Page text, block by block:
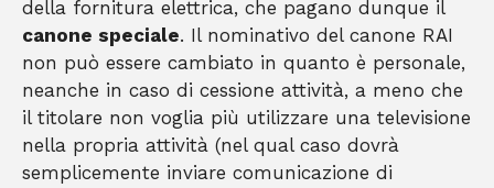
della fornitura elettrica, che pagano dunque il
canone speciale. Il nominativo del canone RAI
non può essere cambiato in quanto è personale,
neanche in caso di cessione attività, a meno che
il titolare non voglia più utilizzare una televisione
nella propria attività (nel qual caso dovrà
semplicemente inviare comunicazione di